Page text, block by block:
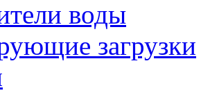
воды
загрузки